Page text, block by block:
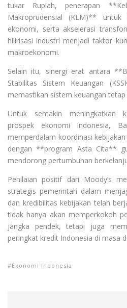
tukar Rupiah, penerapan
Makroprudensial (KLM)** untuk
ekonomi, serta akselerasi
hilirisasi industri menjadi faktor
makroekonomi.
Selain itu, sinergi erat antara
Stabilitas Sistem Keuangan
memastikan sistem keuangan tetap
Untuk semakin meningkatkan
prospek ekonomi Indonesia,
memperdalam koordinasi
dengan **program Asta Cita**
mendorong pertumbuhan
Penilaian positif dari Moody’s
strategis pemerintah dalam
dan kredibilitas kebijakan telah
tidak hanya akan memperkokoh
jangka pendek, tetapi juga
peringkat kredit Indonesia di masa
Ekonomi Indonesia